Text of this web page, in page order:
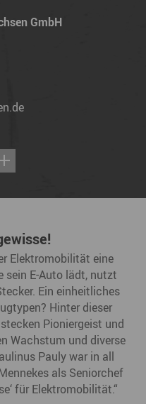
GmbH
Elektromobilität eine
sein E-Auto lädt, nutzt
Ein einheitliches
Hinter dieser
Pioniergeist und
Wachstum und diverse
Pauly war in all
als Seniorchef
für Elektromobilität.“